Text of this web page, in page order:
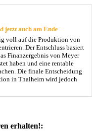
jetzt auch am Ende
voll auf die Produktion von
Der Entschluss basiert
Finanzergebnis von Meyer
haben und eine rentable
Die finale Entscheidung
in Thalheim wird jedoch
erhalten!: